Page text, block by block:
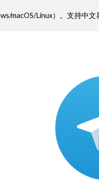
to main content
macOS/Linux）。支持中